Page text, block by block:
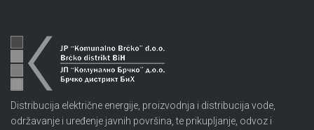
Distribucija električne energije, proizvodnja i distribucija vode,
održavanje i uređenje javnih površina, te prikupljanje, odvoz i